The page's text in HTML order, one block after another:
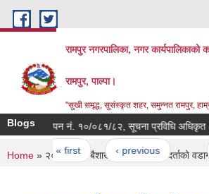
Skip to main content
रामपुर नगरपालिका, नगर कार्यपालिकाको
रामपुर, पाल्पा।
"सुखी समृद्ध, सुसंस्कृत शहर, समुन्नत रामपुर,
Blogsविज्ञापन नं. १०/०८१/८२, सूचना प्रविधि अधिकृत
Pages
« first ‹ previous … 7
You are here
Home » २०८२/०८३ बैशाख महिनाको घटना दर्ताको